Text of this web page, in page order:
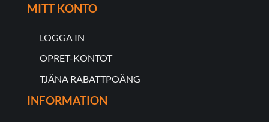
MITT KONTO
LOGGA IN
OPRET-KONTOT
TJÄNA RABATTPOÄNG
INFORMATION